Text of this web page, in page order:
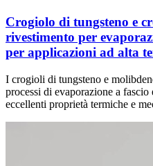
Crogiolo di tungsteno e
rivestimento per
per applicazioni ad alta
I crogioli di tungsteno e
processi di evaporazione a
eccellenti proprietà termiche e